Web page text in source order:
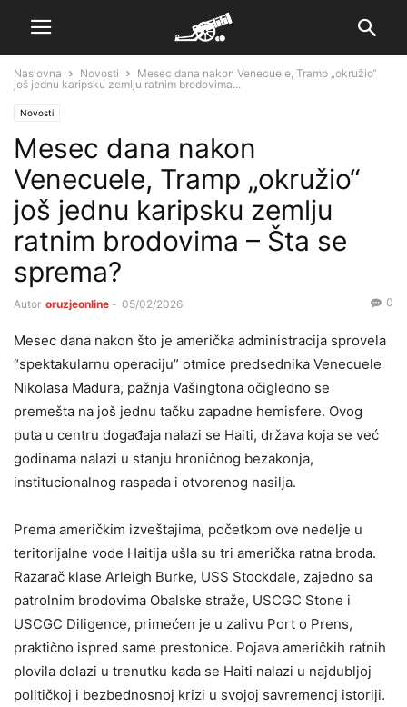
Naslovna Novosti
Mesec dana nakon Venecuele, Tramp „okružio“
još jednu karipsku zemlju ratnim brodovima...
Novosti
Mesec dana nakon
Venecuele, Tramp „okružio“
još jednu karipsku zemlju
ratnim brodovima – Šta se
sprema?
Autor oruzjeonline - 05/02/2026 0
Mesec dana nakon što je američka administracija sprovela
“spektakularnu operaciju” otmice predsednika Venecuele
Nikolasa Madura, pažnja Vašingtona očigledno se
premešta na još jednu tačku zapadne hemisfere. Ovog
puta u centru događaja nalazi se Haiti, država koja se već
godinama nalazi u stanju hroničnog bezakonja,
institucionalnog raspada i otvorenog nasilja.
Prema američkim izveštajima, početkom ove nedelje u
teritorijalne vode Haitija ušla su tri američka ratna broda.
Razarač klase Arleigh Burke, USS Stockdale, zajedno sa
patrolnim brodovima Obalske straže, USCGC Stone i
USCGC Diligence, primećen je u zalivu Port o Prens,
praktično ispred same prestonice. Pojava američkih ratnih
plovila dolazi u trenutku kada se Haiti nalazi u najdubljoj
političkoj i bezbednosnoj krizi u svojoj savremenoj istoriji.